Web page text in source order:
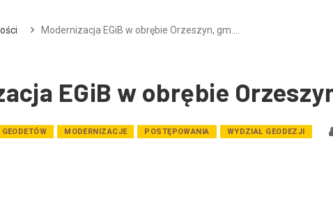
Modernizacja EGiB w obrębie Orzeszyn, gm.…
EGiB w obrębie
GEODETÓW MODERNIZACJE POSTĘPOWANIA WYDZIAŁ GEODEZJI